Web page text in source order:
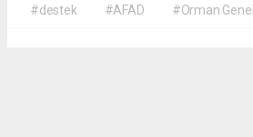
#destek
#AFAD #Orman